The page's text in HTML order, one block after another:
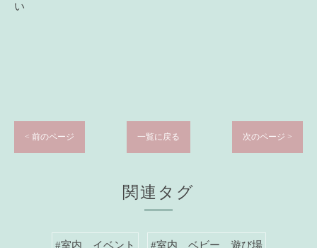
い
< 前のページ 一覧に戻る 次のページ >
関連タグ
#室内 イベント #室内 ベビー 遊び場